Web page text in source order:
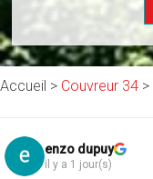
Accueil > Couvreur 34 >
roland hessmann
il y a 1 jour(s)